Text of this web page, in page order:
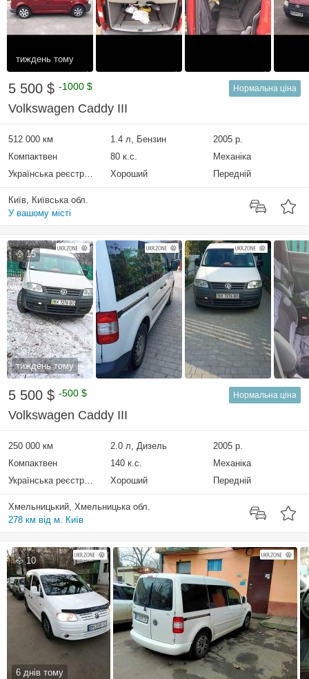
тиждень тому
5 500 $ -1000 $ Нормальна ціна
Volkswagen Caddy III
512 000 км 1.4 л, Бензин
2005 р.
Компактвен
80 к.с.
Механіка
Українська реєстрація
Хороший Передній
Київ, Київська обл.
У вашому місті
15
тиждень тому
5 500 $ -500 $ Нормальна ціна
Volkswagen Caddy III
250 000 км 2.0 л, Дизель
2005 р.
Компактвен
140 к.с.
Механіка
Українська реєстрація
Хороший Передній
Хмельницький, Хмельницька обл.
278 км від м. Київ
10
6 днів тому